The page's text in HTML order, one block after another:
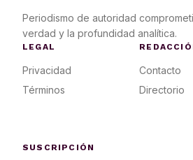
Periodismo de autoridad
verdad y la profundidad analítica.
LEGAL
Privacidad
Términos
Contacto
Directorio
SUSCRIPCIÓN